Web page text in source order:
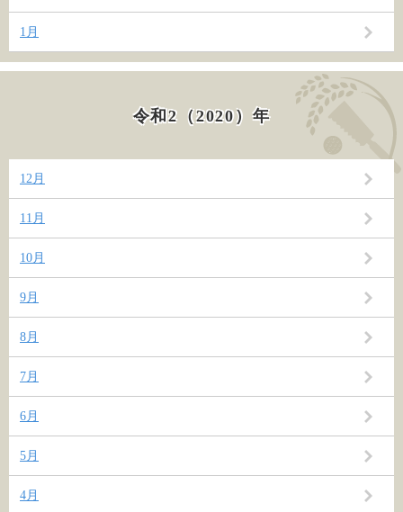
1月
令和2（2020）年
12月
11月
10月
9月
8月
7月
6月
5月
4月